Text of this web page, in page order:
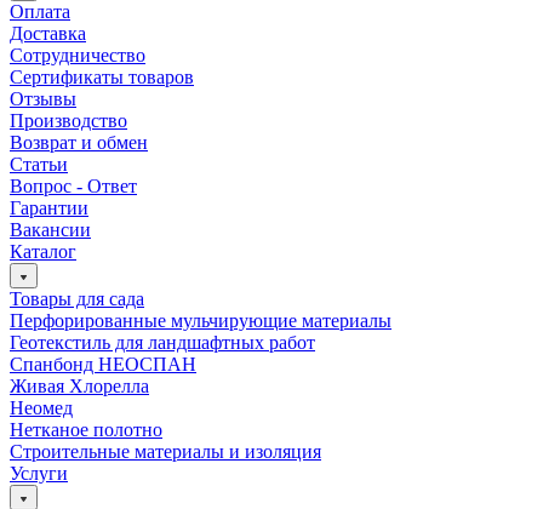
Оплата
Доставка
Сотрудничество
Сертификаты товаров
Отзывы
Производство
Возврат и обмен
Статьи
Вопрос - Ответ
Гарантии
Вакансии
Каталог
Товары для сада
Перфорированные мульчирующие материалы
Геотекстиль для ландшафтных работ
Спанбонд НЕОСПАН
Живая Хлорелла
Нeомед
Нетканое полотно
Строительные материалы и изоляция
Услуги